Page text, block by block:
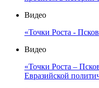
Видео
«Точки Роста -
Видео
«Точки Роста –
Евразийской